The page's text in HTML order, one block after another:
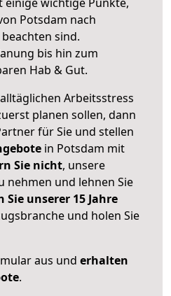
Potsdam nach
sind.
bis hin zum
Hab & Gut.
Arbeitsstress
planen sollen, dann
für Sie und stellen
in Potsdam mit
Sie nicht, unsere
nehmen und lehnen Sie
Sie unserer 15 Jahre
und holen Sie
aus und erhalten
.